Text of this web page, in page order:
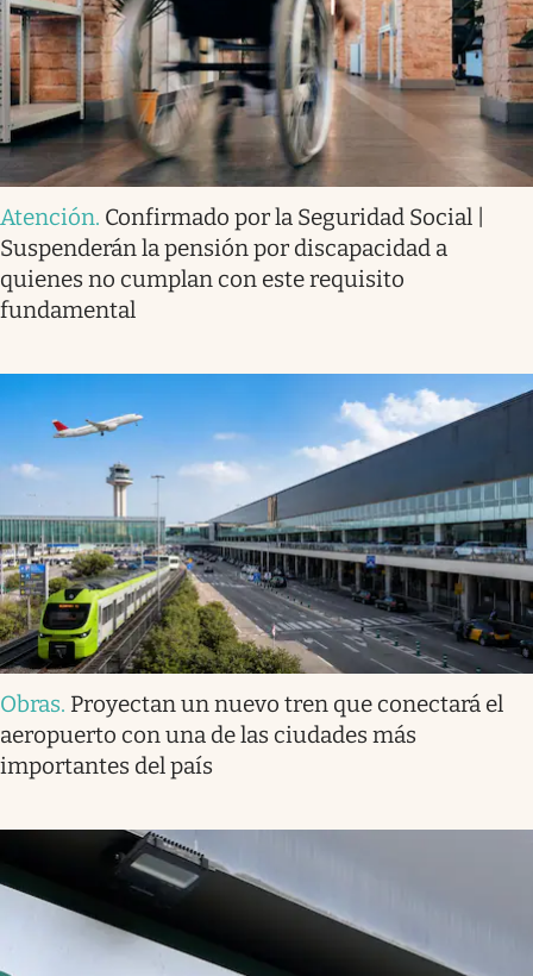
Atención. Confirmado por la Seguridad Social |
Suspenderán la pensión por discapacidad a
quienes no cumplan con este requisito
fundamental
Obras. Proyectan un nuevo tren que conectará el
aeropuerto con una de las ciudades más
importantes del país